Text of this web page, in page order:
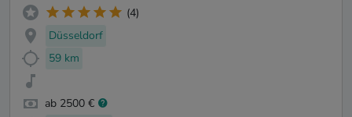
(4)
Düsseldorf
59 km
ab 2500 €